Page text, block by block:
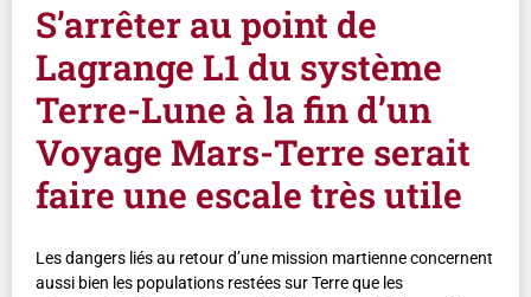
S’arrêter au point de
Lagrange L1 du système
Terre-Lune à la fin d’un
Voyage Mars-Terre serait
faire une escale très utile
Les dangers liés au retour d’une mission martienne concernent
aussi bien les populations restées sur Terre que les